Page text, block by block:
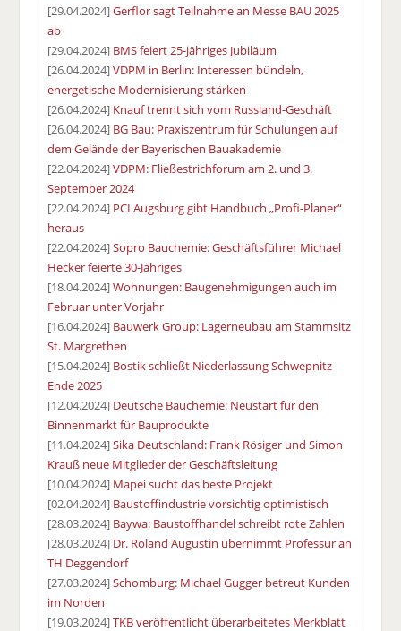
[29.04.2024]Gerflor sagt Teilnahme an Messe BAU 2025
ab
[29.04.2024] BMS feiert 25-jähriges Jubiläum
[26.04.2024]VDPM in Berlin: Interessen bündeln,
energetische Modernisierung stärken
[26.04.2024] Knauf trennt sich vom Russland-Geschäft
[26.04.2024] BG Bau: Praxiszentrum für Schulungen auf
dem Gelände der Bayerischen Bauakademie
[22.04.2024]VDPM: Fließestrichforum am 2. und 3.
September 2024
[22.04.2024] PCI Augsburg gibt Handbuch „Profi-Planer“
heraus
[22.04.2024]Sopro Bauchemie: Geschäftsführer Michael
Hecker feierte 30-Jähriges
[18.04.2024]Wohnungen: Baugenehmigungen auch im
Februar unter Vorjahr
[16.04.2024] Bauwerk Group: Lagerneubau am Stammsitz
St. Margrethen
[15.04.2024] Bostik schließt Niederlassung Schwepnitz
Ende 2025
[12.04.2024] Deutsche Bauchemie: Neustart für den
Binnenmarkt für Bauprodukte
[11.04.2024]Sika Deutschland: Frank Rösiger und Simon
Krauß neue Mitglieder der Geschäftsleitung
[10.04.2024] Mapei sucht das beste Projekt
[02.04.2024] Baustoffindustrie vorsichtig optimistisch
[28.03.2024] Baywa: Baustoffhandel schreibt rote Zahlen
[28.03.2024] Dr. Roland Augustin übernimmt Professur an
TH Deggendorf
[27.03.2024]Schomburg: Michael Gugger betreut Kunden
im Norden
[19.03.2024]TKB veröffentlicht überarbeitetes Merkblatt